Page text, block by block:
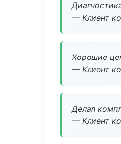
— Клиент
Хорошие
— Клиент
Делал
— Клиент